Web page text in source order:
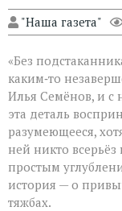
"Наша газета"
«Без
каким‑то
Илья Семёнов, и с
эта деталь
разумеющееся,
ней никто
простым
история — о
тяжбах.